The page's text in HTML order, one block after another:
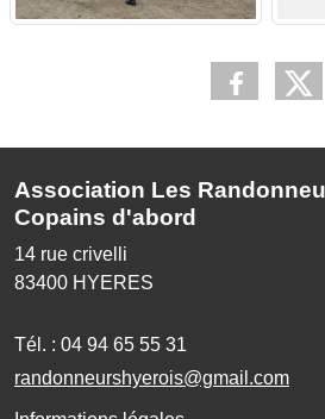
Association Les
Copains d'abord
14 rue crivelli
83400 HYERES
Tél. : 04 94 65 55 31
randonneurshyerois@gmail.com